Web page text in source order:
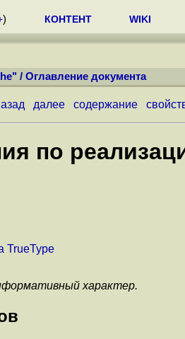
) КОНТЕНТ WIKI
/ Оглавление документа
далее содержание
по
TrueType
характер.